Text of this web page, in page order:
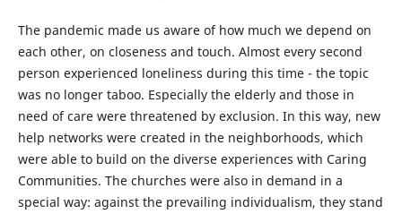
The pandemic made us aware of how much we depend on
each other, on closeness and touch. Almost every second
person experienced loneliness during this time - the topic
was no longer taboo. Especially the elderly and those in
need of care were threatened by exclusion. In this way, new
help networks were created in the neighborhoods, which
were able to build on the diverse experiences with Caring
Communities. The churches were also in demand in a
special way: against the prevailing individualism, they stand